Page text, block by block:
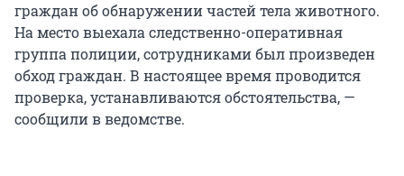
граждан об обнаружении частей тела животного.
На место выехала следственно-оперативная
группа полиции, сотрудниками был произведен
обход граждан. В настоящее время проводится
проверка, устанавливаются обстоятельства, —
сообщили в ведомстве.